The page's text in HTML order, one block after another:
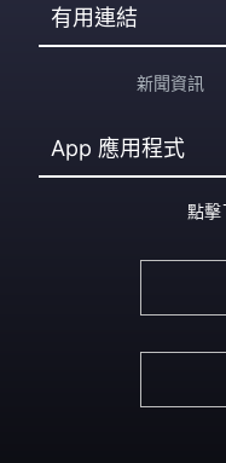
有用連結
新聞資訊
App 應用程式
點擊